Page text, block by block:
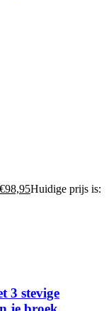
€98,95Huidige prijs is:
3 stevige